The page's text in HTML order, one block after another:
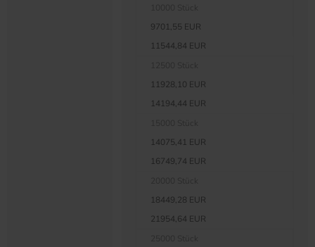
9701,55 EUR
11544,84 EUR
11928,10 EUR
14194,44 EUR
14075,41 EUR
16749,74 EUR
18449,28 EUR
21954,64 EUR